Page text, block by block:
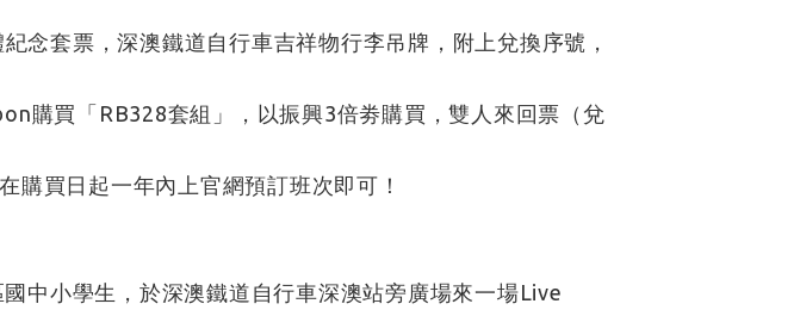
念套票，深澳鐵道自行車吉祥物行李吊牌，附上兌換序號，
購買「RB328套組」，以振興3倍劵購買，雙人來回票（兌
購買日起一年內上官網預訂班次即可！
中小學生，於深澳鐵道自行車深澳站旁廣場來一場Live